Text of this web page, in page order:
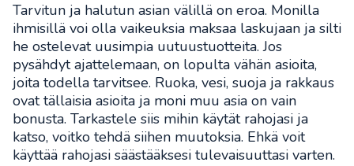
Tarvitun ja halutun asian välillä on eroa. Monilla
ihmisillä voi olla vaikeuksia maksaa laskujaan ja silti
he ostelevat uusimpia uutuustuotteita. Jos
pysähdyt ajattelemaan, on lopulta vähän asioita,
joita todella tarvitsee. Ruoka, vesi, suoja ja rakkaus
ovat tällaisia asioita ja moni muu asia on vain
bonusta. Tarkastele siis mihin käytät rahojasi ja
katso, voitko tehdä siihen muutoksia. Ehkä voit
käyttää rahojasi säästääksesi tulevaisuuttasi varten.